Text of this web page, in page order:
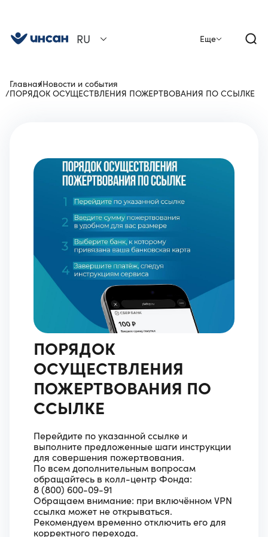
Еще
RU
ГлавнаяНовости и события
ПОРЯДОК ОСУЩЕСТВЛЕНИЯ ПОЖЕРТВОВАНИЯ ПО ССЫЛКЕ
ПОРЯДОК
ОСУЩЕСТВЛЕНИЯ
ПОЖЕРТВОВАНИЯ ПО
ССЫЛКЕ
Перейдите по указанной ссылке и
выполните предложенные шаги инструкции
для совершения пожертвования.
По всем дополнительным вопросам
обращайтесь в колл-центр Фонда:
8 (800) 600-09-91
Обращаем внимание: при включённом VPN
ссылка может не открываться.
Рекомендуем временно отключить его для
корректного перехода.